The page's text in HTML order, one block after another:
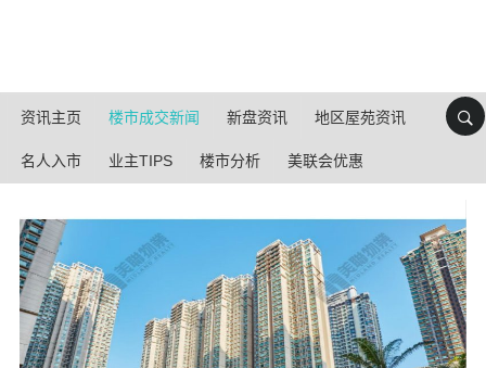
资讯主页 楼市成交新闻 新盘资讯 地区屋苑资讯
名人入市 业主TIPS 楼市分析 美联会优惠